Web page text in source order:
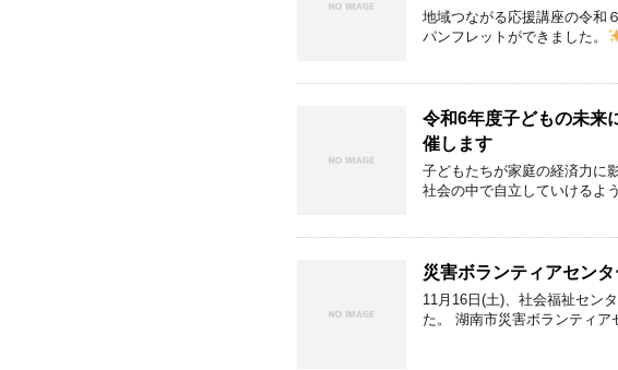
地域つながる応援講座の令和
パンフレットができました。
令和6年度子どもの未来
催します
子どもたちが家庭の経済力に
社会の中で自立していけるよ
災害ボランティアセン
11月16日(土)、社会福祉セン
た。 湖南市災害ボランティア